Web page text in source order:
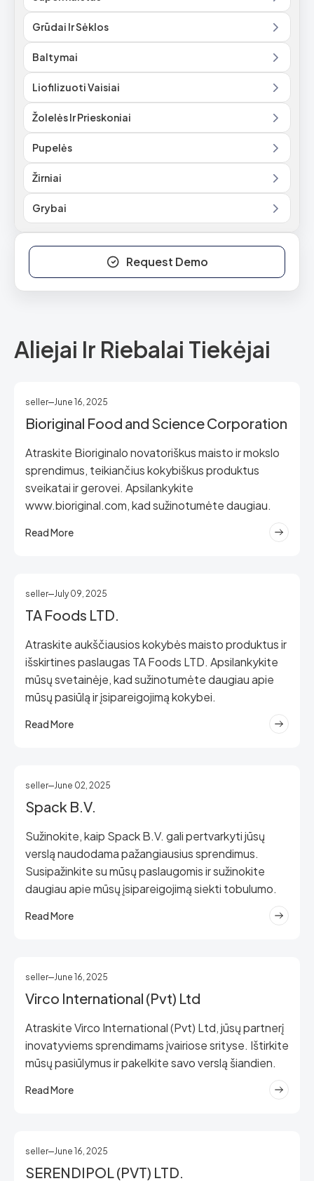
Grūdai Ir Sėklos
Baltymai
Liofilizuoti Vaisiai
Žolelės Ir Prieskoniai
Pupelės
Žirniai
Grybai
Request Demo
Aliejai Ir Riebalai Tiekėjai
seller June 16, 2025
Bioriginal Food and Science Corporation
Atraskite Bioriginalo novatoriškus maisto ir mokslo
sprendimus, teikiančius kokybiškus produktus
sveikatai ir gerovei. Apsilankykite
www.bioriginal.com, kad sužinotumėte daugiau.
Read More
seller July 09, 2025
TA Foods LTD.
Atraskite aukščiausios kokybės maisto produktus ir
išskirtines paslaugas TA Foods LTD. Apsilankykite
mūsų svetainėje, kad sužinotumėte daugiau apie
mūsų pasiūlą ir įsipareigojimą kokybei.
Read More
seller June 02, 2025
Spack B.V.
Sužinokite, kaip Spack B.V. gali pertvarkyti jūsų
verslą naudodama pažangiausius sprendimus.
Susipažinkite su mūsų paslaugomis ir sužinokite
daugiau apie mūsų įsipareigojimą siekti tobulumo.
Read More
seller June 16, 2025
Virco International (Pvt) Ltd
Atraskite Virco International (Pvt) Ltd, jūsų partnerį
inovatyviems sprendimams įvairiose srityse. Ištirkite
mūsų pasiūlymus ir pakelkite savo verslą šiandien.
Read More
seller June 16, 2025
SERENDIPOL (PVT) LTD.